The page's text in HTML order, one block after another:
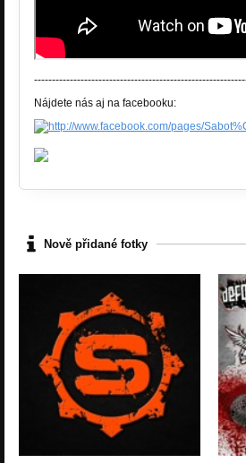
Nájdete nás aj na facebooku:
Nově přidané fotky